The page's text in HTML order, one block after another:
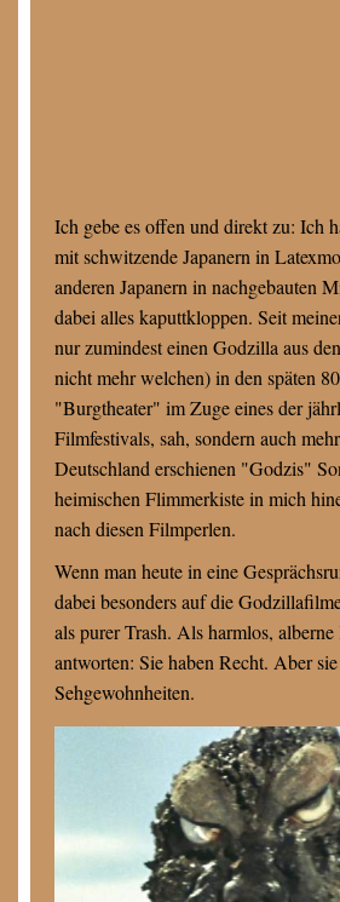
Ich gebe es offen und direkt zu: Ich
mit schwitzende Japanern in
anderen Japanern in nachgebauten
dabei alles kaputtkloppen. Seit
nur zumindest einen Godzilla aus
nicht mehr welchen) in den späten
"Burgtheater" im Zuge eines der
Filmfestivals, sah, sondern auch
Deutschland erschienen "Godzis"
heimischen Flimmerkiste in mich
nach diesen Filmperlen.
Wenn man heute in eine
dabei besonders auf die
als purer Trash. Als harmlos,
antworten: Sie haben Recht. Aber
Sehgewohnheiten.